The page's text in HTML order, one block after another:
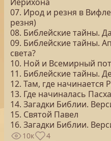
07. Ирод и резня в
резня)
08. Библейские тайны.
09. Библейские тайны.
света?
10. Ной и Всемирный
11. Библейские тайны.
12. Там, где начинается
13. Где начиналась Пасха
14. Загадки Библии.
15. Святой Павел
16. Загадки Библии.
10к 4